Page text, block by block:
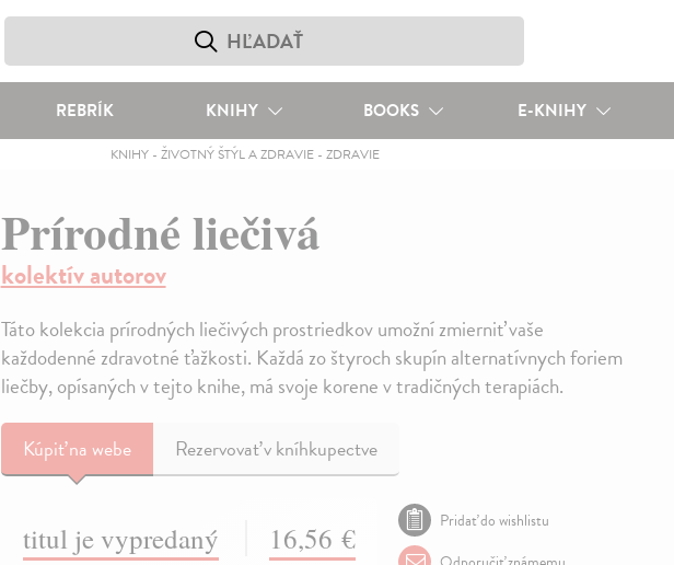
REBRÍK KNIHY BOOKS E-KNIHY
KNIHY- ŽIVOTNÝ ŠTÝL A ZDRAVIE- ZDRAVIE
Prírodné liečivá
kolektív autorov
Táto kolekcia prírodných liečivých prostriedkov umožní zmierniť vaše
každodenné zdravotné ťažkosti. Každá zo štyroch skupín alternatívnych foriem
liečby, opísaných v tejto knihe, má svoje korene v tradičných terapiách.
Kúpiťna webe Rezervovať v kníhkupectve
titul je vypredaný 16,56 €
Pridať do wishlistu